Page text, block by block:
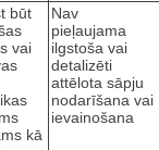
būt
vai
kā
Nav
pieļaujama
ilgstoša vai
detalizēti
attēlota sāpju
nodarīšana vai
ievainošana